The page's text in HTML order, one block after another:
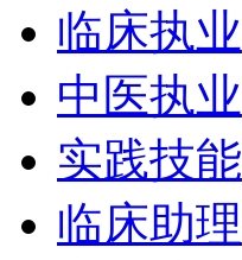
临床执业
中医执业
实践技能
临床助理